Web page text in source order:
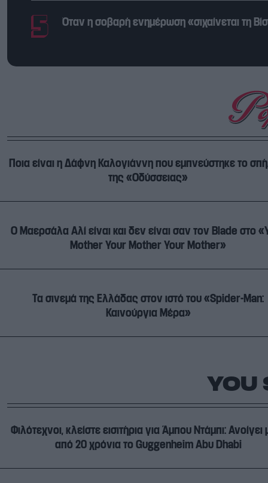
Όταν η σοβαρή ενημέρωση «σιχαίνεται τη
Ποια είναι η Δάφνη Καλογιάννη που εμπνεύστηκε το
της «Οδύσσειας»
Ο Μαερσάλα Αλί είναι και δεν είναι σαν τον Blade στο
Mother Your Mother Your Mother»
Τα σινεμά της Ελλάδας στον ιστό του «Spider-Man:
Καινούργια Μέρα»
YOU
Φιλότεχνοι, κλείστε εισιτήρια για Άμπου Ντάμπι: Ανοίγει
από 20 χρόνια το Guggenheim Abu Dhabi